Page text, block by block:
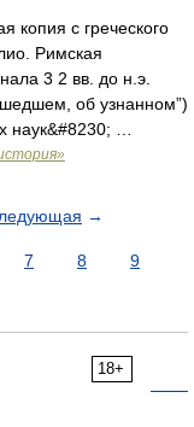
с греческого
Римская
3 2 вв. до н.э.
об узнанном”)
наук&#8230; …
→
7 8
9
18+